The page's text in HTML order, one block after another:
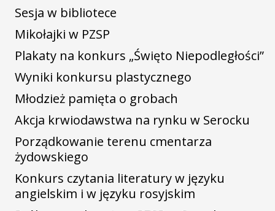
Sesja w bibliotece
Mikołajki w PZSP
Plakaty na konkurs „Święto Niepodległości”
Wyniki konkursu plastycznego
Młodzież pamięta o grobach
Akcja krwiodawstwa na rynku w Serocku
Porządkowanie terenu cmentarza
żydowskiego
Konkurs czytania literatury w języku
angielskim i w języku rosyjskim